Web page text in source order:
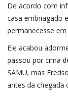
De acordo com
casa embriagado
permanecesse
Ele acabou
passou por cima
SAMU, mas
antes da chegada